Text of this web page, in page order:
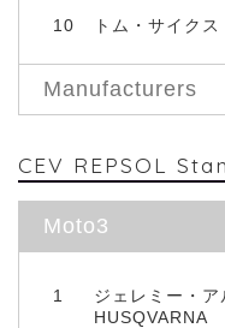
10 トム・サイク
Manufacturers
CEV REPSOL
Moto3
1
ジェレミー・ア
HUSQVARNA